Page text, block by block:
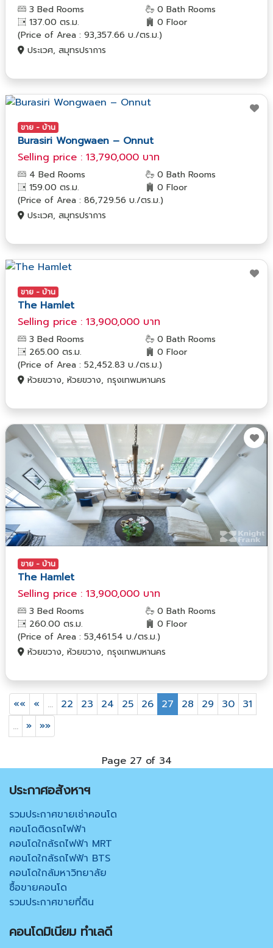
3 Bed Rooms
0 Bath Rooms
137.00 ตร.ม.
0 Floor
(Price of Area : 93,357.66 บ./ตร.ม.)
ประเวศ, สมุทรปราการ
ขาย - บ้าน
Burasiri Wongwaen – Onnut
Selling price : 13,790,000 บาท
4 Bed Rooms
0 Bath Rooms
159.00 ตร.ม.
0 Floor
(Price of Area : 86,729.56 บ./ตร.ม.)
ประเวศ, สมุทรปราการ
ขาย - บ้าน
The Hamlet
Selling price : 13,900,000 บาท
3 Bed Rooms
0 Bath Rooms
265.00 ตร.ม.
0 Floor
(Price of Area : 52,452.83 บ./ตร.ม.)
ห้วยขวาง, ห้วยขวาง, กรุงเทพมหานคร
ขาย - บ้าน
The Hamlet
Selling price : 13,900,000 บาท
3 Bed Rooms
0 Bath Rooms
260.00 ตร.ม.
0 Floor
(Price of Area : 53,461.54 บ./ตร.ม.)
ห้วยขวาง, ห้วยขวาง, กรุงเทพมหานคร
«« « … 22 23 24 25 26 27 28 29 30 31
… » »»
Page 27 of 34
ประกาศอสังหาฯ
รวมประกาศขายเช่าคอนโด
คอนโดติดรถไฟฟ้า
คอนโดใกล้รถไฟฟ้า MRT
คอนโดใกล้รถไฟฟ้า BTS
คอนโดใกล้มหาวิทยาลัย
ซื้อขายคอนโด
รวมประกาศขายที่ดิน
คอนโดมิเนียม ทำเลดี